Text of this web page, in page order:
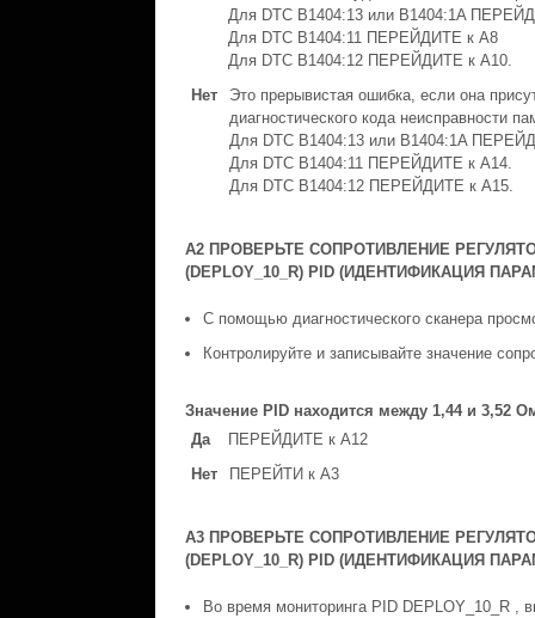
Для DTC B1404:13 или B1404:1A
Для DTC B1404:11 ПЕРЕЙДИТЕ к A8
Для DTC B1404:12 ПЕРЕЙДИТЕ к A10.
Нет
Это прерывистая ошибка, если она
диагностического кода неисправности
Для DTC B1404:13 или B1404:1A
Для DTC B1404:11 ПЕРЕЙДИТЕ к A14.
Для DTC B1404:12 ПЕРЕЙДИТЕ к A15.
A2 ПРОВЕРЬТЕ СОПРОТИВЛЕНИЕ
(DEPLOY_10_R) PID (ИДЕНТИФИКАЦИЯ
С помощью диагностического сканера
Контролируйте и записывайте значение
Значение PID находится между 1,44 и 3,52
Да
ПЕРЕЙДИТЕ к A12
Нет
ПЕРЕЙТИ к A3
A3 ПРОВЕРЬТЕ СОПРОТИВЛЕНИЕ
(DEPLOY_10_R) PID (ИДЕНТИФИКАЦИЯ
Во время мониторинга PID DEPLOY_10_R ,